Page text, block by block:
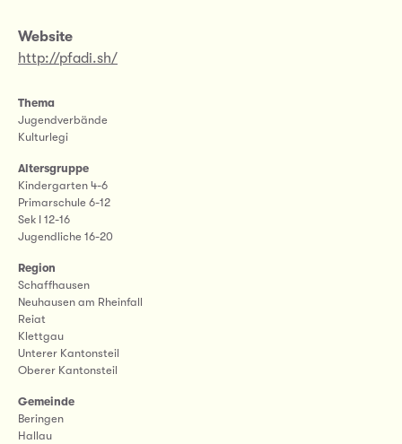
Website
http://pfadi.sh/
Thema
Jugendverbände
Kulturlegi
Altersgruppe
Kindergarten 4-6
Primarschule 6-12
Sek I 12-16
Jugendliche 16-20
Region
Schaffhausen
Neuhausen am Rheinfall
Reiat
Klettgau
Unterer Kantonsteil
Oberer Kantonsteil
Gemeinde
Beringen
Hallau